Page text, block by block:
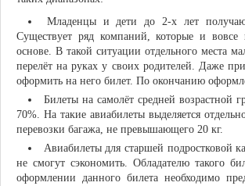
Младенцы и дети до 2-х лет
Существует ряд компаний, которые и вовсе
основе. В такой ситуации отдельного места
перелёт на руках у своих родителей. Даже
оформить на него билет. По окончанию
Билеты на самолёт средней возрастной
70%. На такие авиабилеты выделяется
перевозки багажа, не превышающего 20 кг.
Авиабилеты для старшей подростковой
не смогут сэкономить. Обладателю такого
оформлении данного билета необходимо